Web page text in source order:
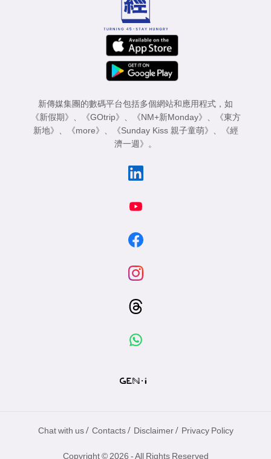
新傳媒集團的數碼平台包括多個網站和應用程式，如
《新假期》 、 《GOtrip》 、 《NM+新Monday》 、
《東方
新地》 、 《more》 、 《Sunday Kiss 親子童萌》 、
《經
濟一週》 。
Chat with us / Contacts / Disclaimer / Privacy Policy
Copyright © 2026 - All Rights Reserved